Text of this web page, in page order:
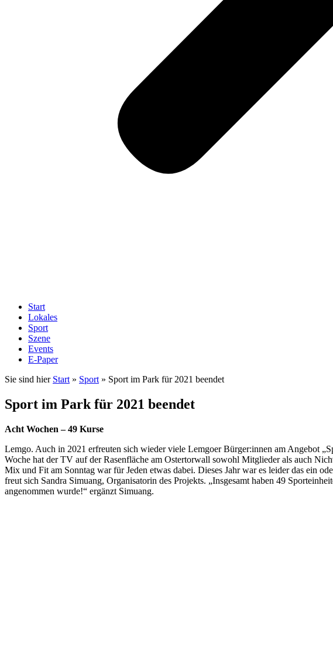
Start
Lokales
Sport
Szene
Events
E-Paper
Sie sind hier Start » Sport » Sport im Park für 2021 beendet
Sport im Park für 2021 beendet
Acht Wochen – 49 Kurse
Lemgo. Auch in 2021 erfreuten sich wieder viele Lemgoer Bürger:innen am Angebot
Woche hat der TV auf der Rasenfläche am Ostertorwall sowohl Mitglieder als auch
Mix und Fit am Sonntag war für Jeden etwas dabei. Dieses Jahr war es leider das ein
freut sich Sandra Simuang, Organisatorin des Projekts. „Insgesamt haben 49
angenommen wurde!“ ergänzt Simuang.